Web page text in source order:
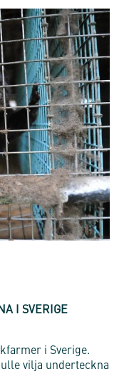
I SVERIGE
i Sverige.
vilja underteckna